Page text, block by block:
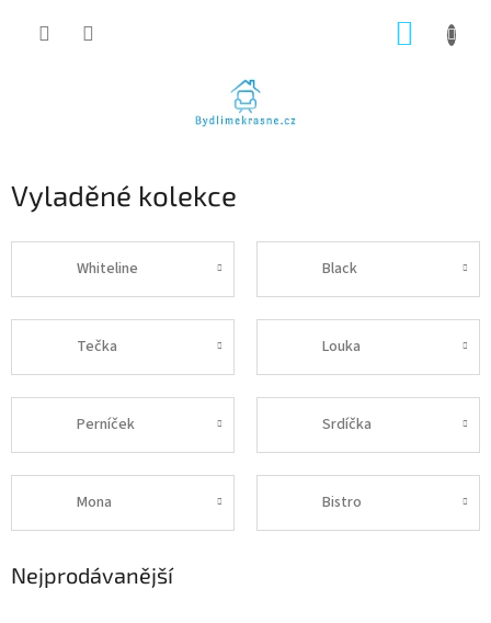
Vyladěné kolekce
Whiteline Black
Tečka Louka
Perníček Srdíčka
Mona Bistro
Nejprodávanější